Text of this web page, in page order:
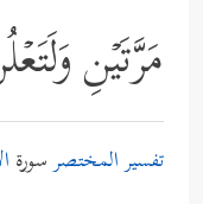
مَرَّتَیۡنِ
تفسير المختصرسورة